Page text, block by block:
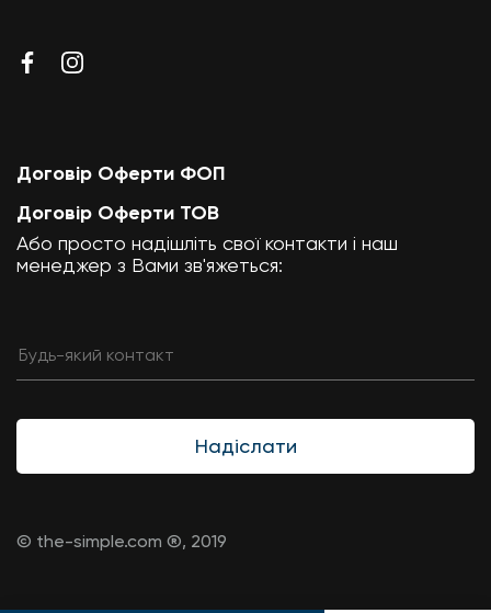
Договір Оферти ФОП
Договір Оферти ТОВ
Або просто надішліть свої контакти і наш
менеджер з Вами зв'яжеться:
Надіслати
© the-simple.com ®, 2019